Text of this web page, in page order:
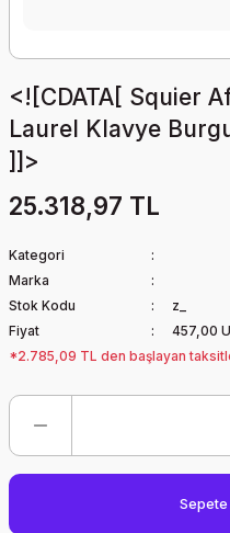
<![CDATA[ Squier
Laurel Klavye
]]>
25.318,97 TL
Kategori
Marka
Stok Kodu
z_
Fiyat
457,00
*2.785,09 TL den başlayan
Sepete